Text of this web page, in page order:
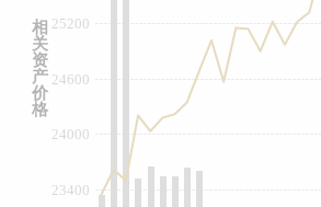
23400
24000
24600
25200
相
关
资
产
价
格
牛熊证文件及公告 (瑞信)
收市竞价变化